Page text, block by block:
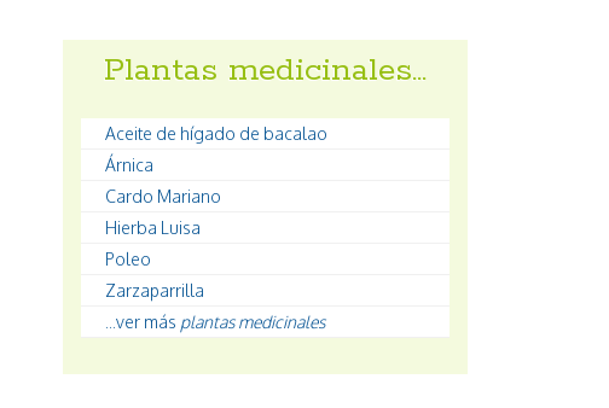
Plantas medicinales…
Aceite de hígado de bacalao
Árnica
Cardo Mariano
Hierba Luisa
Poleo
Zarzaparrilla
...ver más plantas medicinales